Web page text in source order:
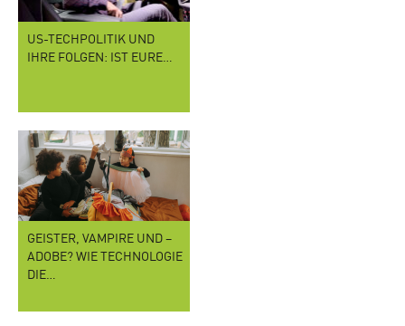
US-TECHPOLITIK UND
IHRE FOLGEN: IST EURE…
GEISTER, VAMPIRE UND –
ADOBE? WIE TECHNOLOGIE
DIE…